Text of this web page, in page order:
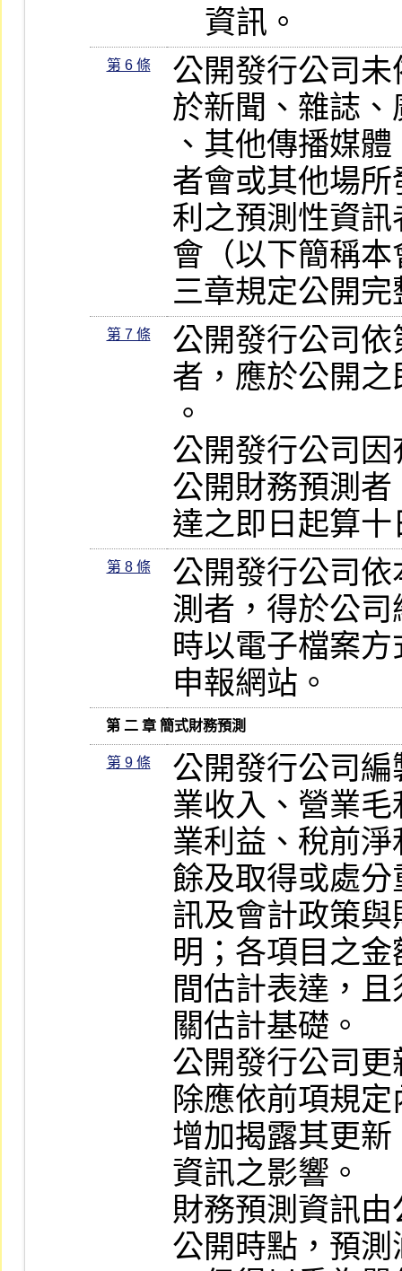
    資訊。
第 6 條
公開發行公司
於新聞、雜誌
、其他傳播媒
者會或其他場
利之預測性資
會（以下簡稱
三章規定公開
第 7 條
公開發行公司
者，應於公開
。
公開發行公司
公開財務預測
達之即日起算
第 8 條
公開發行公司
測者，得於公
時以電子檔案
申報網站。
   第 二 章 簡式財務預測
第 9 條
公開發行公司
業收入、營業
業利益、稅前
餘及取得或處
訊及會計政策
明；各項目之
間估計表達，
關估計基礎。
公開發行公司
除應依前項規
增加揭露其更
資訊之影響。
財務預測資訊
公開時點，預